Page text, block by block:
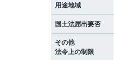
用途地域
国土法届出要否
その他
法令上の制限